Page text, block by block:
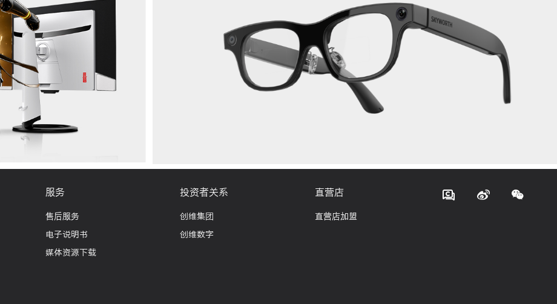
服务
售后服务
电子说明书
媒体资源下载
投资者关系
创维集团
创维数字
直营店
直营店加盟